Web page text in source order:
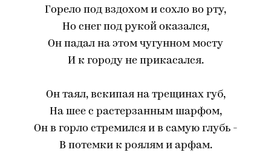
Горело под вздохом и сохло во рту,
Но снег под рукой оказался,
Он падал на этом чугунном мосту
И к городу не прикасался.
Он таял, вскипая на трещинах губ,
На шее с растерзанным шарфом,
Он в горло стремился и в самую глубь -
В потемки к роялям и арфам.